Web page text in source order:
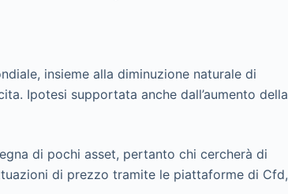
insieme alla diminuzione naturale di
Ipotesi supportata anche dall’aumento della
di pochi asset, pertanto chi cercherà di
di prezzo tramite le piattaforme di Cfd,